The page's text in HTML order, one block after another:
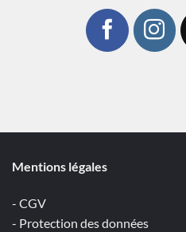
Mentions légales
- CGV
- Protection des données